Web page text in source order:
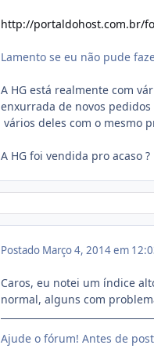
http://portaldohost.com.br/
Lamento se eu não pude
A HG está realmente com
enxurrada de novos
vários deles com o mesmo
A HG foi vendida pro acaso ?
Postado Março 4, 2014 em
Caros, eu notei um índice
normal, alguns com
Ajude o fórum! Antes de